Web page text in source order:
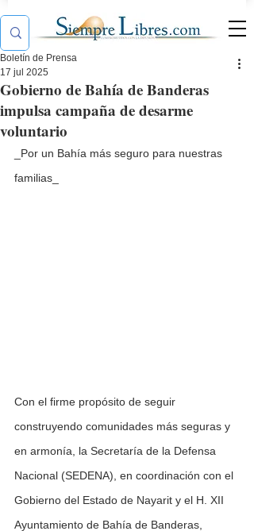
Gobierno de Bahía de Banderas
impulsa campaña de desarme
voluntario
Boletín de Prensa
17 jul 2025
_Por un Bahía más seguro para nuestras
familias_
Con el firme propósito de seguir
construyendo comunidades más seguras y
en armonía, la Secretaría de la Defensa
Nacional (SEDENA), en coordinación con el
Gobierno del Estado de Nayarit y el H. XII
Ayuntamiento de Bahía de Banderas,